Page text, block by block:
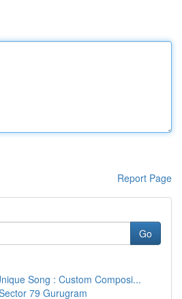
Report Page
Go
Song : Custom Composi...
79 Gurugram